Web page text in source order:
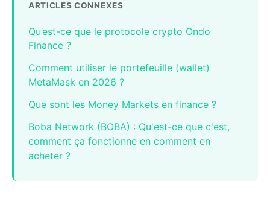
ARTICLES CONNEXES
Qu’est-ce que le protocole crypto Ondo
Finance ?
Comment utiliser le portefeuille (wallet)
MetaMask en 2026 ?
Que sont les Money Markets en finance ?
Boba Network (BOBA) : Qu'est-ce que c'est,
comment ça fonctionne en comment en
acheter ?